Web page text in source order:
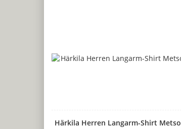
Härkila Herren Langarm-Shirt Metso